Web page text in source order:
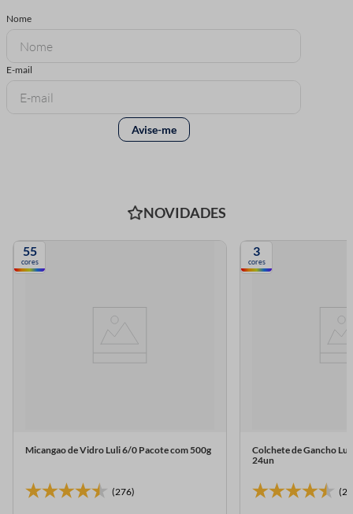
NOVIDADES
55
cores
Micangao de Vidro Luli 6/0 Pacote com 500g
(276)
3
cores
Colchete de Gancho
24un